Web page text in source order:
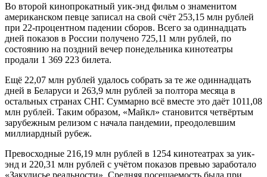
Во второй кинопрокатный уик-энд фильм о знаменитом
американском певце записал на свой счёт 253,15 млн рублей
при 22-процентном падении сборов. Всего за одиннадцать
дней показов в России получено 725,11 млн рублей, по
состоянию на поздний вечер понедельника кинотеатры
продали 1 369 223 билета.
Ещё 22,07 млн рублей удалось собрать за те же одиннадцать
дней в Беларуси и 263,9 млн рублей за полтора месяца в
остальных странах СНГ. Суммарно всё вместе это даёт 1011,08
млн рублей. Таким образом, «Майкл» становится четвёртым
зарубежным релизом с начала пандемии, преодолевшим
миллиардный рубеж.
Превосходные 216,19 млн рублей в 1254 кинотеатрах за уик-
энд и 220,31 млн рублей с учётом показов превью заработало
«Закулисье реальности». Средняя посещаемость была при